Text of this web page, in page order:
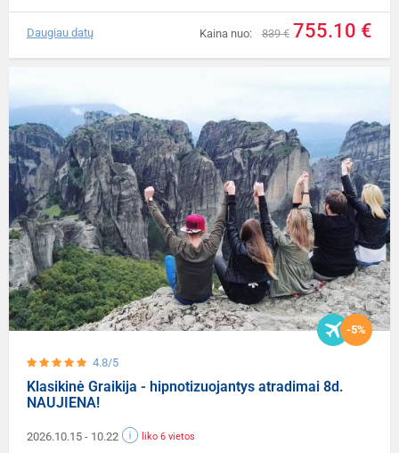
Kaina nuo: 839 € 755.10 €
Daugiau datų
4.8/5
-5%
Klasikinė Graikija - hipnotizuojantys atradimai 8d.
NAUJIENA!
2026.10.15 - 10.22 liko 6 vietos